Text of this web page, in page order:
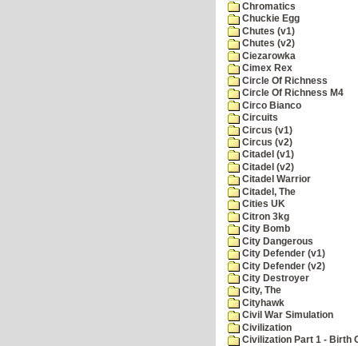
Chromatics
Chuckie Egg
Chutes (v1)
Chutes (v2)
Ciezarowka
Cimex Rex
Circle Of Richness
Circle Of Richness M4
Circo Bianco
Circuits
Circus (v1)
Circus (v2)
Citadel (v1)
Citadel (v2)
Citadel Warrior
Citadel, The
Cities UK
Citron 3kg
City Bomb
City Dangerous
City Defender (v1)
City Defender (v2)
City Destroyer
City, The
Cityhawk
Civil War Simulation
Civilization
Civilization Part 1 - Birth